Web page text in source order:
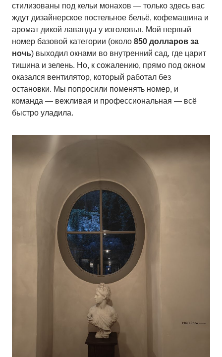
стилизованы под кельи монахов — только здесь вас
ждут дизайнерское постельное бельё, кофемашина и
аромат дикой лаванды у изголовья. Мой первый
номер базовой категории (около 850 долларов за
ночь) выходил окнами во внутренний сад, где царит
тишина и зелень. Но, к сожалению, прямо под окном
оказался вентилятор, который работал без
остановки. Мы попросили поменять номер, и
команда — вежливая и профессиональная — всё
быстро уладила.